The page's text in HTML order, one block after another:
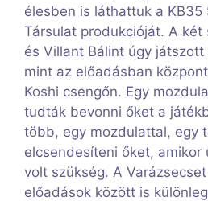
élesben is láthattuk a KB35
Társulat produkcióját. A két
és Villant Bálint úgy játszott
mint az előadásban
Koshi csengőn. Egy
tudták bevonni őket a
több, egy mozdulattal, egy
elcsendesíteni őket, amikor
volt szükség. A
előadások között is